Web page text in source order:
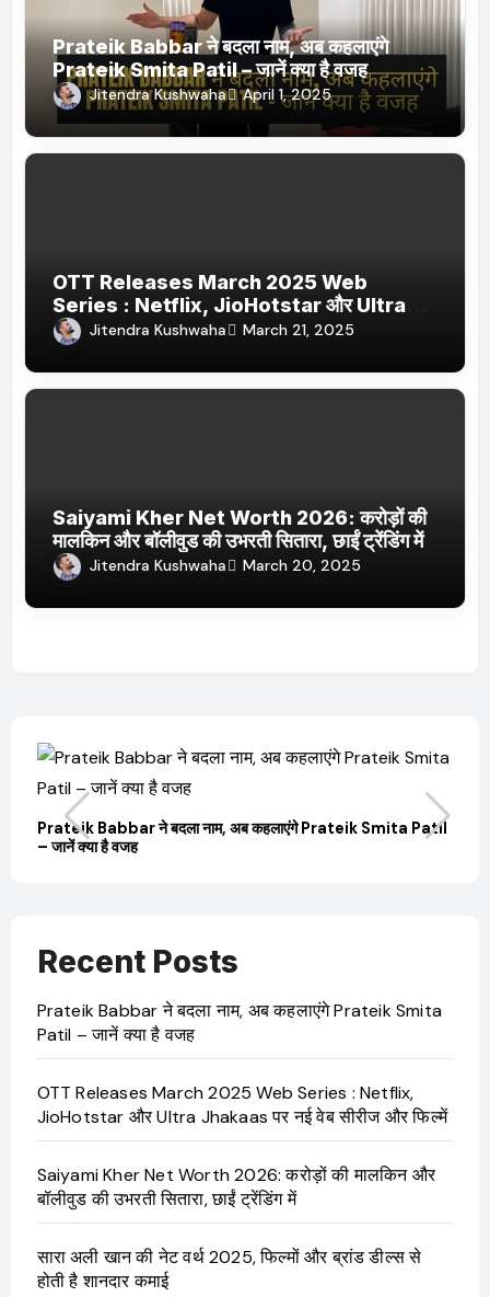
Prateik Babbar ने बदला नाम, अब कहलाएंगे
Prateik Smita Patil – जानें क्या है वजह
Jitendra Kushwaha April 1, 2025
OTT Releases March 2025 Web
Series : Netflix, JioHotstar और Ultra
Jhakaas पर नई वेब सीरीज और फिल्में
Jitendra Kushwaha March 21, 2025
Saiyami Kher Net Worth 2026: करोड़ों की
मालकिन और बॉलीवुड की उभरती सितारा, छाईं ट्रेंडिंग में
Jitendra Kushwaha March 20, 2025
नाम, अब कहलाएंगे Prateik Smita Patil
OTT Releases March
Recent Posts
Prateik Babbar ने बदला नाम, अब कहलाएंगे Prateik Smita
Patil – जानें क्या है वजह
OTT Releases March 2025 Web Series : Netflix,
JioHotstar और Ultra Jhakaas पर नई वेब सीरीज और फिल्में
Saiyami Kher Net Worth 2026: करोड़ों की मालकिन और
बॉलीवुड की उभरती सितारा, छाईं ट्रेंडिंग में
सारा अली खान की नेट वर्थ 2025, फिल्मों और ब्रांड डील्स से
होती है शानदार कमाई